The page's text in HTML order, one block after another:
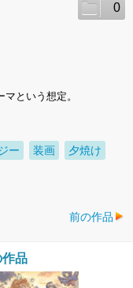
0
という想定。
ー 装画
夕焼け
前の作品
品